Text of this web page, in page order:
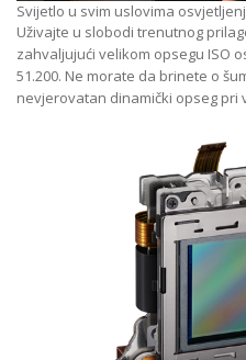
Svijetlo u svim uslovima
Uživajte u slobodi trenutnog
zahvaljujući velikom opsegu ISO
51.200. Ne morate da brinete o
nevjerovatan dinamički opseg pri